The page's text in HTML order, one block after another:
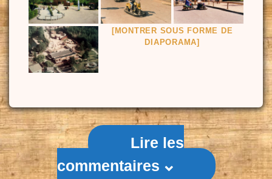
[MONTRER SOUS FORME DE
DIAPORAMA]
Lire les
commentaires